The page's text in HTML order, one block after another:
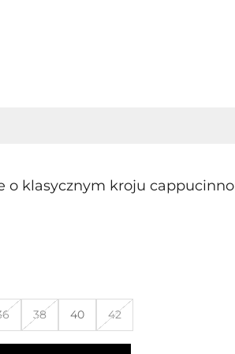
o klasycznym kroju cappucinno
38 40 42